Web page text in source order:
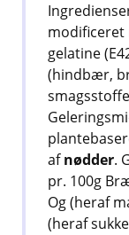
modificeret
gelatine
(hindbær,
afnødder.
pr. 100g
Og (heraf
(heraf